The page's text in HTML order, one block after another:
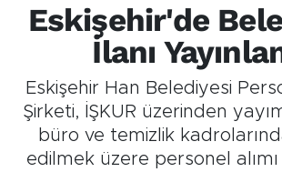
Eskişehir'de
İlanı
Eskişehir Han Belediyesi
Şirketi, İŞKUR üzerinden
büro ve temizlik
edilmek üzere personel alımı